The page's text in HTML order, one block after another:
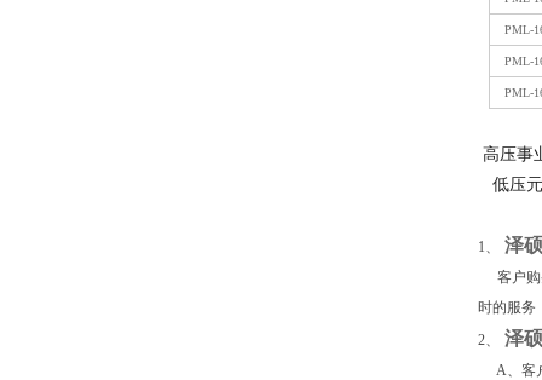
PML-
PML-
PML-
高压事
低压
1、 泽
客户购
时的服务
2、 泽
A、客